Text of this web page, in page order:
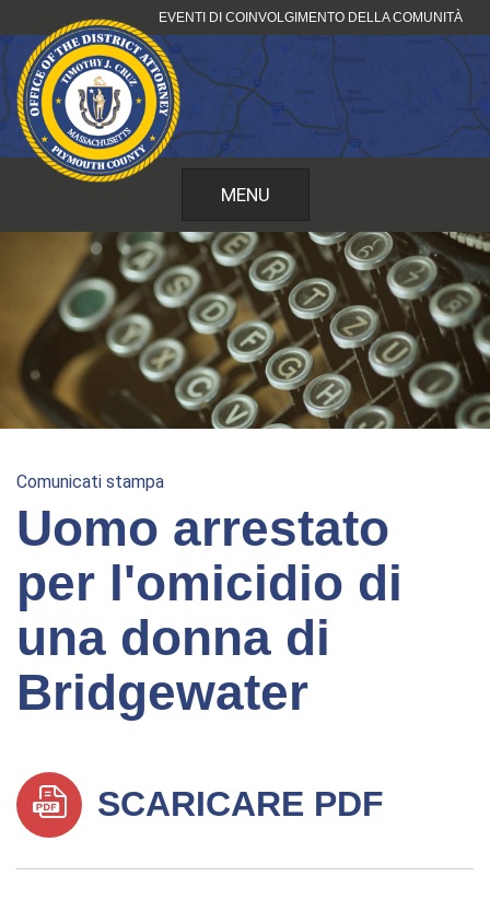
al
contenuto
EVENTI DI COINVOLGIMENTO DELLA COMUNITÀ
MENU
Comunicati stampa
Uomo arrestato
per l'omicidio di
una donna di
Bridgewater
SCARICARE PDF